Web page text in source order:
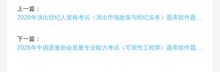
上一篇：
下一篇：